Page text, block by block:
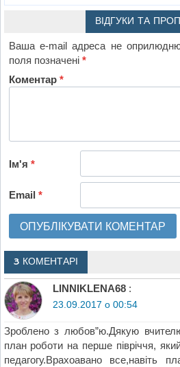
ВІДГУКИ ТА
Ваша e-mail адреса не
поля позначені*
Коментар*
Ім'я*
Email*
3 КОМЕНТАРІ
LINNIKLENA68 :
23.09.2017 о 00:54
Зроблено з любов”ю.Дякую
план роботи на перше півріччя,
педагогу.Врахоавано все,навіть